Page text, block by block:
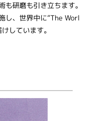
研磨も引き立ちます。
し、世界中に“The Worl
しています。